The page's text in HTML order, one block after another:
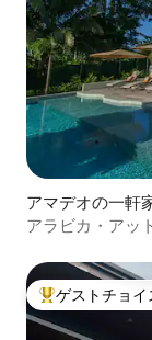
アマデオの一軒
アラビカ・アッ
大好評のゲスト
ゲストチョイ